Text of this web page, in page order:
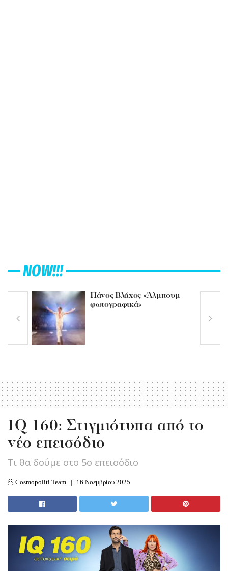
NOW!!!
Πάνος Βλάχος «Άλμπουμ
φωτογραφικά»
IQ 160: Στιγμιότυπα από το
νέο επεισόδιο
Τι θα δούμε στo 5ο επεισόδιο
Cosmopoliti Team 16 Νοεμβρίου 2025